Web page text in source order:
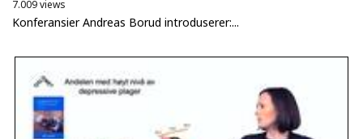
7.009 views
Konferansier Andreas Borud introduserer:...